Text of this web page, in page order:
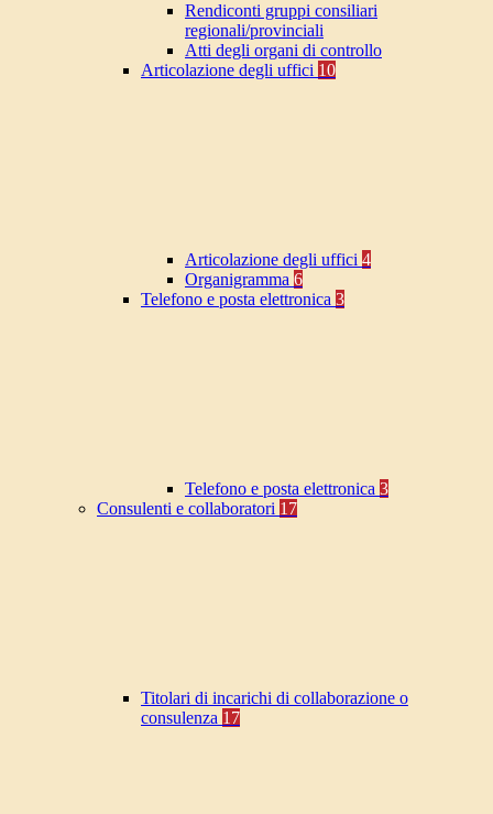
Rendiconti gruppi consiliari
regionali/provinciali
Atti degli organi di controllo
Articolazione degli uffici 10
Articolazione degli uffici 4
Organigramma 6
Telefono e posta elettronica 3
Telefono e posta elettronica 3
Consulenti e collaboratori 17
Titolari di incarichi di collaborazione o
consulenza 17